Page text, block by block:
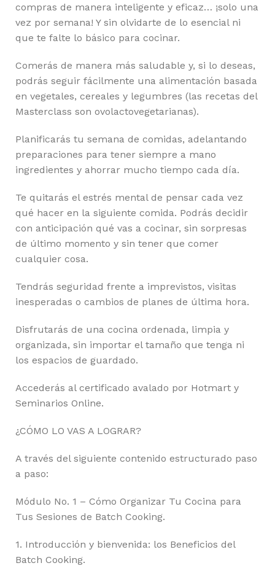
compras de manera inteligente y eficaz… ¡solo una
vez por semana! Y sin olvidarte de lo esencial ni
que te falte lo básico para cocinar.
Comerás de manera más saludable y, si lo deseas,
podrás seguir fácilmente una alimentación basada
en vegetales, cereales y legumbres (las recetas del
Masterclass son ovolactovegetarianas).
Planificarás tu semana de comidas, adelantando
preparaciones para tener siempre a mano
ingredientes y ahorrar mucho tiempo cada día.
Te quitarás el estrés mental de pensar cada vez
qué hacer en la siguiente comida. Podrás decidir
con anticipación qué vas a cocinar, sin sorpresas
de último momento y sin tener que comer
cualquier cosa.
Tendrás seguridad frente a imprevistos, visitas
inesperadas o cambios de planes de última hora.
Disfrutarás de una cocina ordenada, limpia y
organizada, sin importar el tamaño que tenga ni
los espacios de guardado.
Accederás al certificado avalado por Hotmart y
Seminarios Online.
¿CÓMO LO VAS A LOGRAR?
A través del siguiente contenido estructurado paso
a paso:
Módulo No. 1 – Cómo Organizar Tu Cocina para
Tus Sesiones de Batch Cooking.
1. Introducción y bienvenida: los Beneficios del
Batch Cooking.